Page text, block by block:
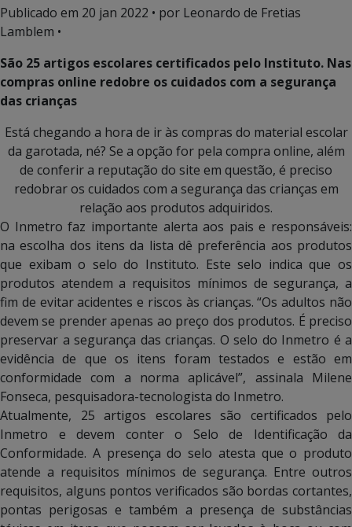
Publicado em 20 jan 2022 • por Leonardo de Fretias
Lamblem •
São 25 artigos escolares certificados pelo Instituto. Nas
compras online redobre os cuidados com a segurança
das crianças
Está chegando a hora de ir às compras do material escolar
da garotada, né? Se a opção for pela compra online, além
de conferir a reputação do site em questão, é preciso
redobrar os cuidados com a segurança das crianças em
relação aos produtos adquiridos.
O Inmetro faz importante alerta aos pais e responsáveis:
na escolha dos itens da lista dê preferência aos produtos
que exibam o selo do Instituto. Este selo indica que os
produtos atendem a requisitos mínimos de segurança, a
fim de evitar acidentes e riscos às crianças. “Os adultos não
devem se prender apenas ao preço dos produtos. É preciso
preservar a segurança das crianças. O selo do Inmetro é a
evidência de que os itens foram testados e estão em
conformidade com a norma aplicável”, assinala Milene
Fonseca, pesquisadora-tecnologista do Inmetro.
Atualmente, 25 artigos escolares são certificados pelo
Inmetro e devem conter o Selo de Identificação da
Conformidade. A presença do selo atesta que o produto
atende a requisitos mínimos de segurança. Entre outros
requisitos, alguns pontos verificados são bordas cortantes,
pontas perigosas e também a presença de substâncias